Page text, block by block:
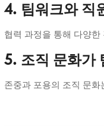
4. 팀워크와 직
협력 과정을 통해 다양
5. 조직 문화가
존중과 포용의 조직 문